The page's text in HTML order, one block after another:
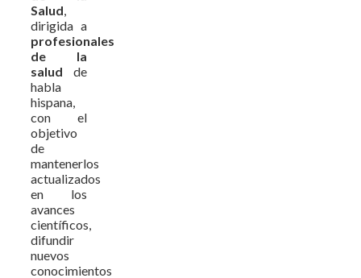
Salud,
dirigida a
profesionales
de la
salud de
habla
hispana,
con el
objetivo
de
mantenerlos
actualizados
en los
avances
científicos,
difundir
nuevos
conocimientos